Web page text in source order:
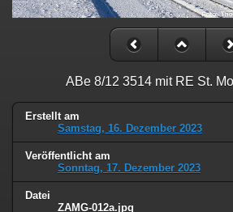
ABe 8/12 3514 mit RE St.
Erstellt am
Samstag, 16. Dezember 2023
Veröffentlicht am
Sonntag, 17. Dezember 2023
Datei
ZAMG-012a.jpg